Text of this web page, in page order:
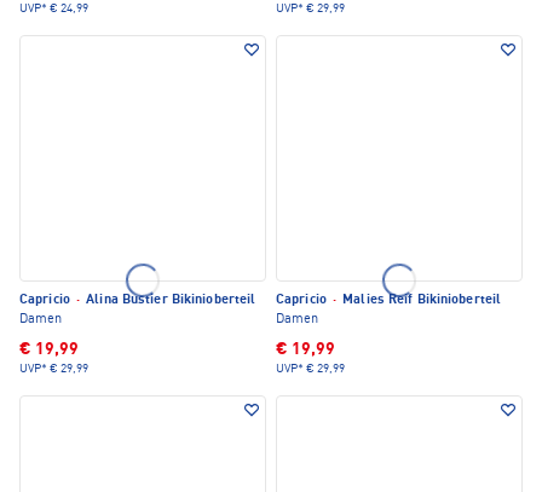
UVP* € 24,99 UVP* € 29,99
Capricio · Alina Bustier Bikinioberteil
Damen
€ 19,99
UVP* € 29,99
Capricio · Malies Reif Bikinioberteil
Damen
€ 19,99
UVP* € 29,99